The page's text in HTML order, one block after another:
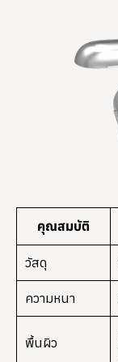
คุณสมบัติ
วัสดุ
ความหนา
พื้นผิว